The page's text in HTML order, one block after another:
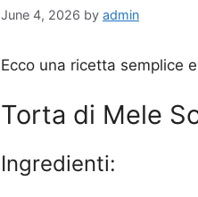
June 4, 2026 by admin
Ecco una ricetta semplice
Torta di Mele
Ingredienti: